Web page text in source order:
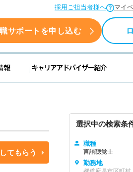
採用ご担当者様へ マイ
サポートを申し込む
転職支援情報 キャリ
てもらう
選択中の検索条
職種
言語聴覚士
勤務地